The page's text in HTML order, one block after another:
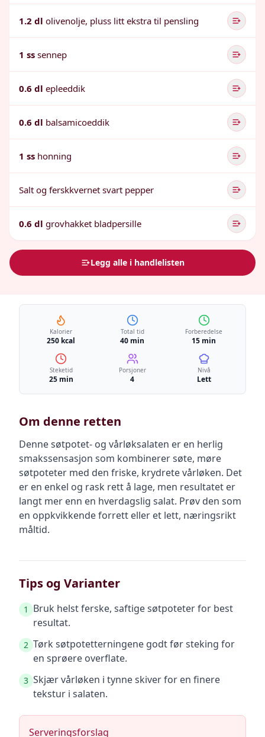
1.2 dl olivenolje, pluss litt ekstra til pensling
1 ss sennep
0.6 dl epleeddik
0.6 dl balsamicoeddik
1 ss honning
Salt og ferskkvernet svart pepper
0.6 dl grovhakket bladpersille
Legg alle i handlelisten
Kalorier
250 kcal
Total tid
40 min
Forberedelse
15 min
Steketid
25 min
Porsjoner
4
Nivå
Lett
Om denne retten
Denne søtpotet- og vårløksalaten er en herlig
smakssensasjon som kombinerer søte, møre
søtpoteter med den friske, krydrete vårløken. Det
er en enkel og rask rett å lage, men resultatet er
langt mer enn en hverdagslig salat. Prøv den som
en oppkvikkende forrett eller et lett, næringsrikt
måltid.
Tips og Varianter
1
Bruk helst ferske, saftige søtpoteter for best
resultat.
2 Tørk søtpotetterningene godt før steking for
en sprøere overflate.
3 Skjær vårløken i tynne skiver for en finere
tekstur i salaten.
Serveringsforslag